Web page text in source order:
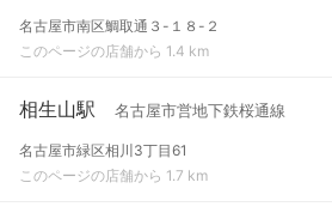
名古屋市南区鯛取通３-１８-２
このページの店舗から 1.4 km
相生山駅 名古屋市営地下鉄桜通線
名古屋市緑区相川3丁目61
このページの店舗から 1.7 km